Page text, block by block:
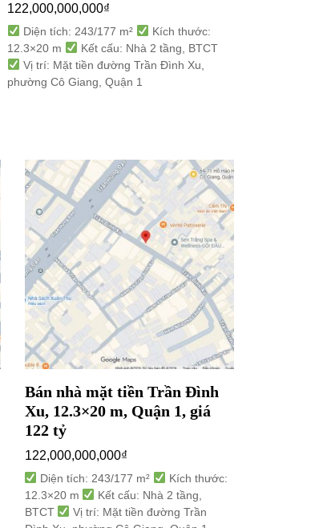
122,000,000,000₫
Diện tích: 243/177 m²
Kích thước:
12.3×20 m
Kết cấu: Nhà 2 tầng, BTCT
Vị trí: Mặt tiền đường Trần Đình Xu,
phường Cô Giang, Quận 1
Bán nhà mặt tiền Trần Đình
Xu, 12.3×20 m, Quận 1, giá
122 tỷ
122,000,000,000₫
Diện tích: 243/177 m²
Kích thước:
12.3×20 m
Kết cấu: Nhà 2 tầng,
BTCT
Vị trí: Mặt tiền đường Trần